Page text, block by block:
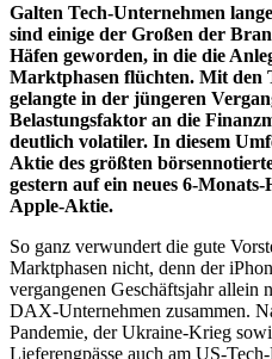
Galten Tech-Unternehmen
sind einige der Großen der
Häfen geworden, in die die
Marktphasen flüchten. Mit den
gelangte in der jüngeren
Belastungsfaktor an die
deutlich volatiler. In diesem
Aktie des größten
gestern auf ein neues 6-
Apple-Aktie.
So ganz verwundert die gute
Marktphasen nicht, denn der
vergangenen Geschäftsjahr
DAX-Unternehmen zusammen.
Pandemie, der Ukraine-Krieg
Lieferengpässe auch am US-